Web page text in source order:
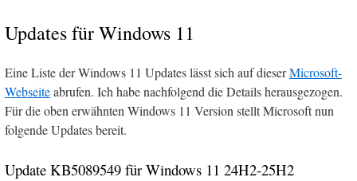
Updates für Windows 11
Eine Liste der Windows 11 Updates lässt sich auf dieserMicrosoft-
Webseiteabrufen. Ich habe nachfolgend die Details herausgezogen.
Für die oben erwähnten Windows 11 Version stellt Microsoft nun
folgende Updates bereit.
Update KB5089549 für Windows 11 24H2-25H2